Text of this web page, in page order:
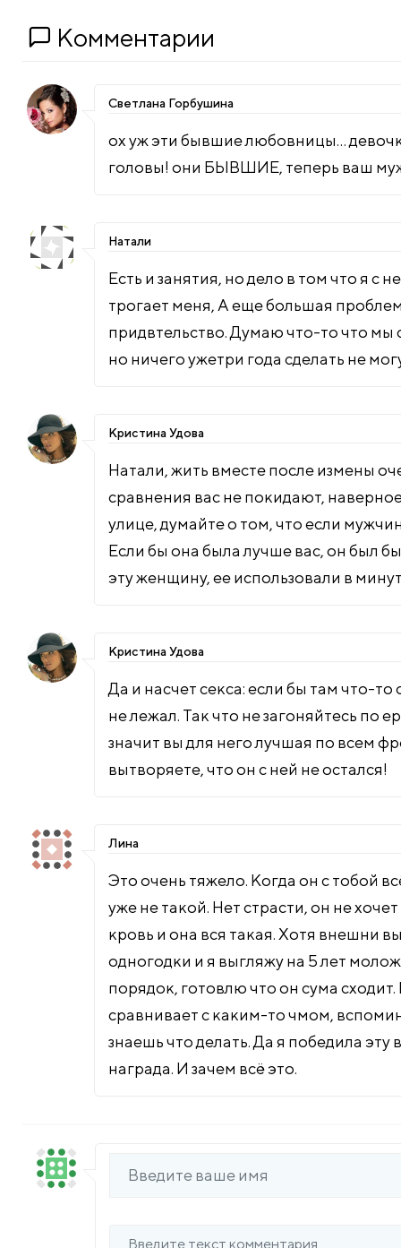
Комментарии
Светлана Горбушина
ох уж эти бывшие любовницы…
головы! они БЫВШИЕ, теперь ваш
Натали
Есть и занятия, но дело в том что я с
трогает меня, А еще большая
придвтельство. Думаю что-то что мы
но ничего ужетри года сделать не
Кристина Удова
Натали, жить вместе после измены
сравнения вас не покидают,
улице, думайте о том, что если
Если бы она была лучше вас, он был
эту женщину, ее использовали в
Кристина Удова
Да и насчет секса: если бы там что-
не лежал. Так что не загоняйтесь по
значит вы для него лучшая по всем
вытворяете, что он с ней не остался!
Лина
Это очень тяжело. Когда он с тобой
уже не такой. Нет страсти, он не
кровь и она вся такая. Хотя внешни
одногодки и я выгляжу на 5 лет
порядок, готовлю что он сума
сравнивает с каким-то чмом,
знаешь что делать. Да я победила
награда. И зачем всё это.